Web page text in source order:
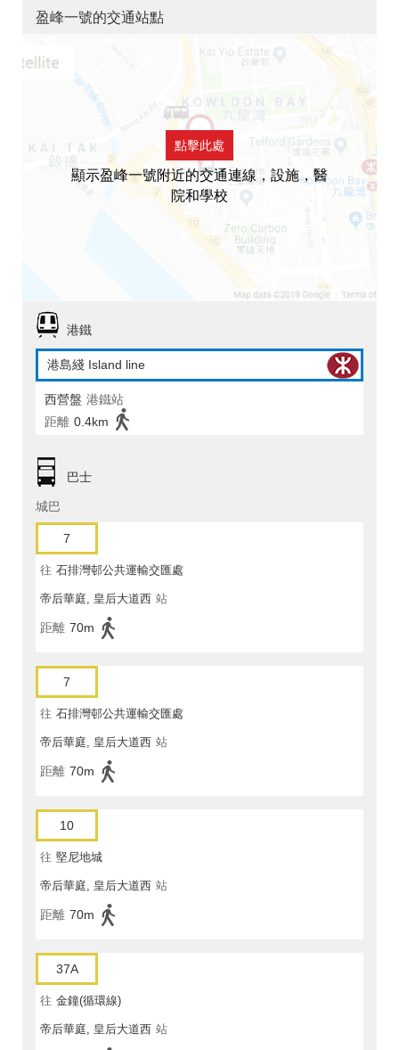
盈峰一號的交通站點
點擊此處
顯示盈峰一號附近的交通連線，設施，醫
院和學校
港鐵
港島綫 Island line
西營盤 港鐵站
距離 0.4km
巴士
城巴
7
往 石排灣邨公共運輸交匯處
帝后華庭, 皇后大道西 站
距離 70m
7
往 石排灣邨公共運輸交匯處
帝后華庭, 皇后大道西 站
距離 70m
10
往 堅尼地城
帝后華庭, 皇后大道西 站
距離 70m
37A
往 金鐘(循環線)
帝后華庭, 皇后大道西 站